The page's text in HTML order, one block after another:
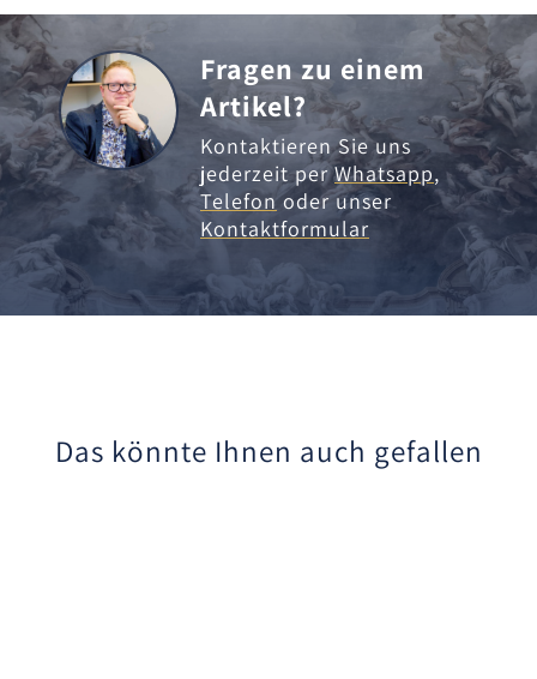
Fragen zu einem
Artikel?
Kontaktieren Sie uns
jederzeit perWhatsapp,
Telefonoder unser
Kontaktformular
Das könnte Ihnen auch gefallen